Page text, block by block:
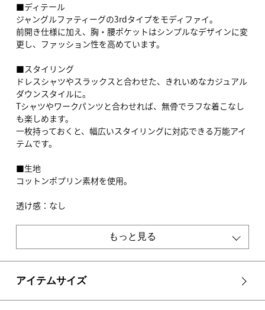
■ディテール
ジャングルファティーグの3rdタイプをモディファイ。
前開き仕様に加え、胸・腰ポケットはシンプルなデザインに変
更し、ファッション性を高めています。
■スタイリング
ドレスシャツやスラックスと合わせた、きれいめなカジュアル
ダウンスタイルに。
Tシャツやワークパンツと合わせれば、無骨でラフな着こなし
も楽しめます。
一枚持っておくと、幅広いスタイリングに対応できる万能アイ
テムです。
■生地
コットンポプリン素材を使用。
透け感：なし
もっと見る
アイテムサイズ